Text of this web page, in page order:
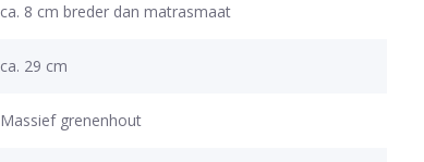
ca. 8 cm breder dan matrasmaat
ca. 29 cm
Massief grenenhout